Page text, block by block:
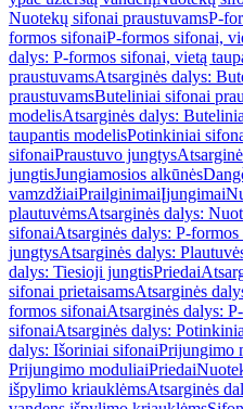
Nuotekų sifonai praustuvamsP-
formos sifonaiP-formos sifonai,
dalys: P-formos sifonai, vietą
praustuvamsAtsarginės dalys:
praustuvamsButeliniai sifonai
modelisAtsarginės dalys:
taupantis modelisPotinkiniai
sifonaiPraustuvo jungtys
jungtisJungiamosios alkūnės
vamzdžiaiPrailginimaiĮjungimai
plautuvėmsAtsarginės dalys:
sifonaiAtsarginės dalys: P-formos
jungtysAtsarginės dalys:
dalys: Tiesioji jungtisPriedai
sifonai prietaisamsAtsarginės
formos sifonaiAtsarginės dalys:
sifonaiAtsarginės dalys:
dalys: Išoriniai sifonaiPrijungimo
Prijungimo moduliaiPriedai
išpylimo kriauklėmsAtsarginės